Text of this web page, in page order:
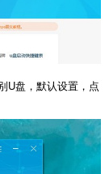
U盘，默认设置，点